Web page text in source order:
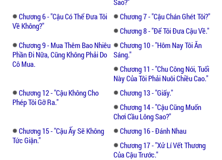
trắc ẩn, ở trong ngõ nhỏ đưa cho thiếu niên
bị đánh bầm dập một xấp khăn giấy, sau
này chắc cũng không xảy ra nhiều truyện
như vậy...
Chị gái Thời Noãn sẽ không chết vì nhảy
lầu, mẹ cô sẽ không vì tinh thần không ổn
định mà cướp tay lái của ba Thời làm xe
mất khống chế...
Thời Ôn không biết ba mẹ mình có chết vì
tai nạn xe cộ hay không, cô chỉ biết vừa tỉnh
Chương 6 - "cậu Có Thể Đưa Tôi
Về Không?"
Chương 7 - "cậu Chán Ghét Tôi?"
Chương 8 - "để Tôi Đưa Cậu Về."
Chương 9 - Mua Thêm Bao Nhiêu
Phần Đi Nữa, Cũng Không Phải Do
Cô Mua.
Chương 10 - "hôm Nay Tôi Ăn
Sáng."
Chương 11 - "chu Công Nói, Tuổi
Này Của Tôi Phải Nuôi Chiều Cao."
Chương 12 - "cậu Không Cho
Phép Tôi Gỡ Ra."
Chương 13 - "giấy."
Chương 14 - "cậu Cũng Muốn
Chơi Cầu Lông Sao?"
Chương 15 - "cậu Ấy Sẽ Không
Tức Giận."
Chương 16 - Đánh Nhau
Chương 17 - "xử Lí Vết Thương
Của Cậu Trước."